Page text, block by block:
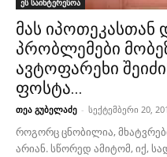
ეს საინტერესოა
მას იპოთეკასთან
პრობლემები
ავტოფარეხი
ფოსტა...
თეა გუბელაძე - სექტემბერი 20,
როგორც ცნობილია,
არიან. სწორედ ამიტომ, იქ,